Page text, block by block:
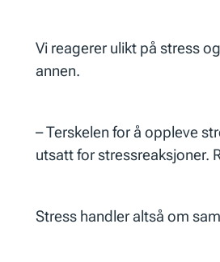
Vi reagerer ulikt på stress
annen.
– Terskelen for å oppleve
utsatt for stressreaksjoner.
Stress handler altså om